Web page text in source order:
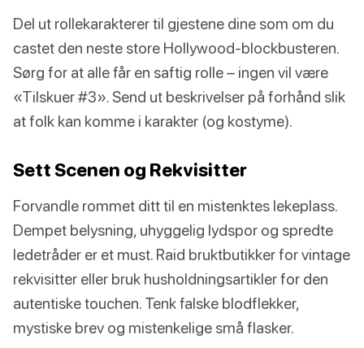
Del ut rollekarakterer til gjestene dine som om du
castet den neste store Hollywood-blockbusteren.
Sørg for at alle får en saftig rolle – ingen vil være
«Tilskuer #3». Send ut beskrivelser på forhånd slik
at folk kan komme i karakter (og kostyme).
Sett Scenen og Rekvisitter
Forvandle rommet ditt til en mistenktes lekeplass.
Dempet belysning, uhyggelig lydspor og spredte
ledetråder er et must. Raid bruktbutikker for vintage
rekvisitter eller bruk husholdningsartikler for den
autentiske touchen. Tenk falske blodflekker,
mystiske brev og mistenkelige små flasker.